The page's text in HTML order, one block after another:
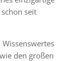
seit
wie den großen